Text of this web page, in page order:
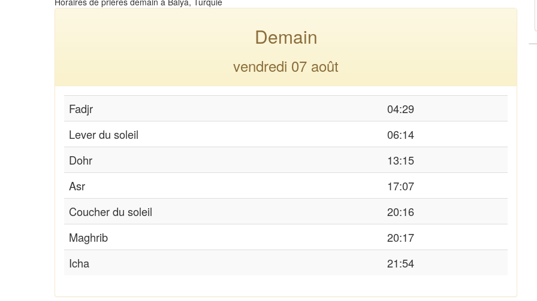
Demain
vendredi 07 août
Fadjr
04:29
Lever du soleil
06:14
Dohr
13:15
Asr
17:07
Coucher du soleil
20:16
Maghrib
20:17
Icha
21:54